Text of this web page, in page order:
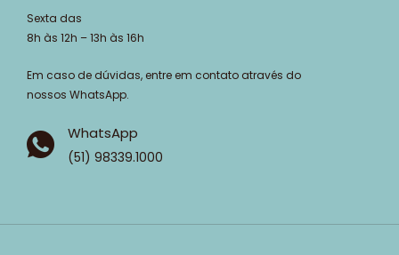
Sexta das
8h às 12h – 13h às 16h
Em caso de dúvidas, entre em contato através do
nossos WhatsApp.
WhatsApp
(51) 98339.1000